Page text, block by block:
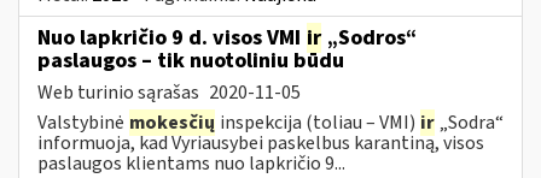
Nuo lapkričio 9 d. visos VMI ir „Sodros“
paslaugos – tik nuotoliniu būdu
Web turinio sąrašas 2020-11-05
Valstybinė mokesčių inspekcija (toliau – VMI) ir„Sodra“
informuoja, kad Vyriausybei paskelbus karantiną, visos
paslaugos klientams nuo lapkričio 9...